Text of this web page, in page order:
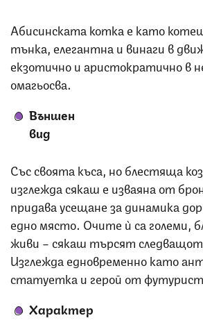
Абисинската котка е като
тънка, елегантна и винаги в
екзотично и аристократично в
омагьосва.
Външен
вид
Със своята къса, но блестяща
изглежда сякаш е изваяна от
придава усещане за динамика
едно място. Очите ѝ са големи,
живи – сякаш търсят
Изглежда едновременно като
статуетка и герой от
Характер